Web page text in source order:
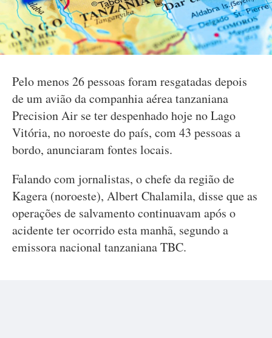
Pelo menos 26 pessoas foram resgatadas depois
de um avião da companhia aérea tanzaniana
Precision Air se ter despenhado hoje no Lago
Vitória, no noroeste do país, com 43 pessoas a
bordo, anunciaram fontes locais.
Falando com jornalistas, o chefe da região de
Kagera (noroeste), Albert Chalamila, disse que as
operações de salvamento continuavam após o
acidente ter ocorrido esta manhã, segundo a
emissora nacional tanzaniana TBC.